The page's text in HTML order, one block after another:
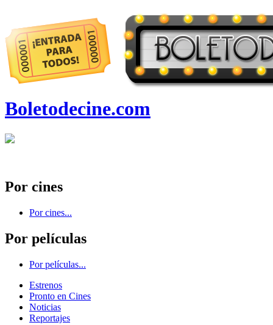
Boletodecine.com
Por cines
Por cines...
Por películas
Por películas...
Estrenos
Pronto en Cines
Noticias
Reportajes